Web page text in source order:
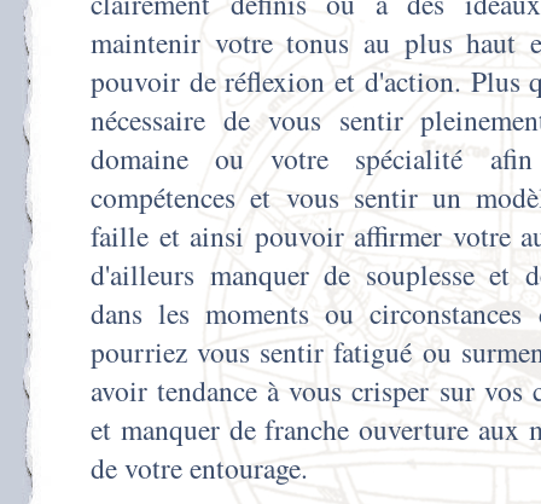
maintenir votre tonus au plus haut
pouvoir de réflexion et d'action. Plus
nécessaire de vous sentir
domaine ou votre spécialité
compétences et vous sentir un
faille et ainsi pouvoir affirmer votre
d'ailleurs manquer de souplesse et
dans les moments ou
pourriez vous sentir fatigué ou
avoir tendance à vous crisper sur vos
et manquer de franche ouverture aux
de votre entourage.